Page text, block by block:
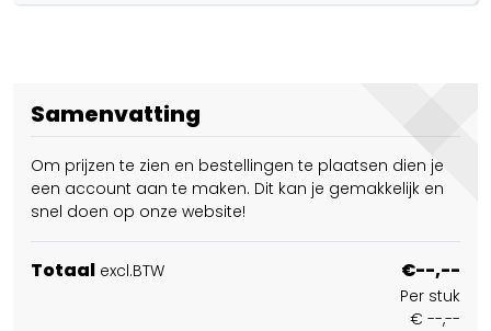
Samenvatting
Om prijzen te zien en bestellingen te plaatsen dien je
een account aan te maken. Dit kan je gemakkelijk en
snel doen op onze website!
Totaal excl.BTW €--,--
Per stuk
€ --,--